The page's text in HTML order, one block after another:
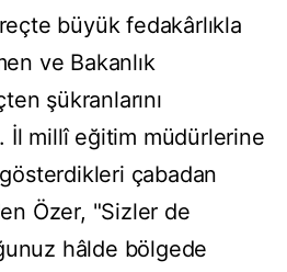
büyük fedakârlıkla
ve Bakanlık
şükranlarını
İl millî eğitim müdürlerine
çabadan
Özer, "Sizler de
hâlde bölgede